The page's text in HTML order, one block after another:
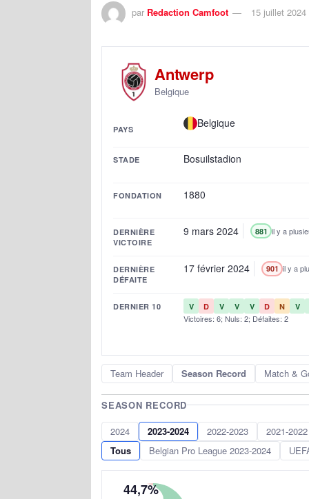
par Redaction Camfoot 15 juillet 2024
Antwerp
Belgique
PAYS Belgique
STADE Bosuilstadion
FONDATION 1880
DERNIÈRE
VICTOIRE
9 mars 2024 881 il y a
DERNIÈRE
DÉFAITE
17 février 2024 901 il y a
DERNIER 10 V D V V V D N V
Victoires: 6; Nuls: 2; Défaites: 2
Team Header Season Record Match &
SEASON RECORD
2024
2023-2024 2022-2023
2021-2022
Tous
Belgian Pro League 2023-2024
44,7%